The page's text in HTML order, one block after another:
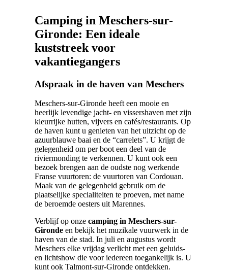
Camping in Meschers-sur-
Gironde: Een ideale
kuststreek voor
vakantiegangers
Afspraak in de haven van Meschers
Meschers-sur-Gironde heeft een mooie en
heerlijk levendige jacht- en vissershaven met zijn
kleurrijke hutten, vijvers en cafés/restaurants. Op
de haven kunt u genieten van het uitzicht op de
azuurblauwe baai en de “carrelets”. U krijgt de
gelegenheid om per boot een deel van de
riviermonding te verkennen. U kunt ook een
bezoek brengen aan de oudste nog werkende
Franse vuurtoren: de vuurtoren van Cordouan.
Maak van de gelegenheid gebruik om de
plaatselijke specialiteiten te proeven, met name
de beroemde oesters uit Marennes.
Verblijf op onze camping in Meschers-sur-
Gironde en bekijk het muzikale vuurwerk in de
haven van de stad. In juli en augustus wordt
Meschers elke vrijdag verlicht met een geluids-
en lichtshow die voor iedereen toegankelijk is. U
kunt ook Talmont-sur-Gironde ontdekken.